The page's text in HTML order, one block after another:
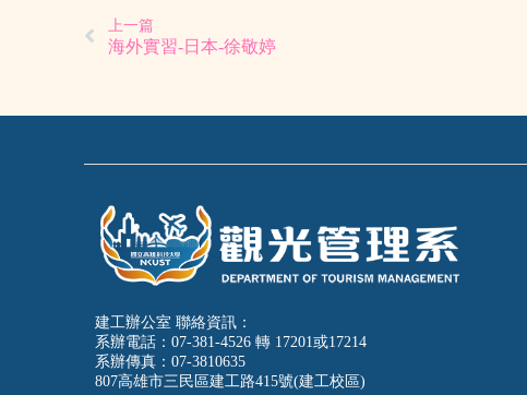
上一篇
海外實習-日本-徐敬婷
建工辦公室 聯絡資訊：
系辦電話：07-381-4526 轉 17201或17214
系辦傳真：07-3810635
807高雄市三民區建工路415號(建工校區)